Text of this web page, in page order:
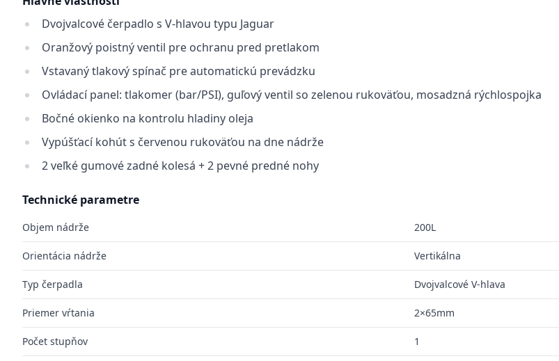
Dvojvalcové čerpadlo s V-hlavou typu Jaguar
Oranžový poistný ventil pre ochranu pred pretlakom
Vstavaný tlakový spínač pre automatickú prevádzku
Ovládací panel: tlakomer (bar/PSI), guľový ventil so zelenou rukoväťou, mosadzná rýchlospojka
Bočné okienko na kontrolu hladiny oleja
Vypúšťací kohút s červenou rukoväťou na dne nádrže
2 veľké gumové zadné kolesá + 2 pevné predné nohy
Technické parametre
Objem nádrže 200L
Orientácia nádrže Vertikálna
Typ čerpadla Dvojvalcové V-hlava
Priemer vŕtania 2×65mm
Počet stupňov 1